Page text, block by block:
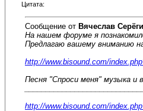
Цитата:
Сообщение от Вячеслав
На нашем форуме я
Предлагаю вашему вниманию
http://www.bisound.com/
Песня "Спроси меня" музыка и
http://www.bisound.com/